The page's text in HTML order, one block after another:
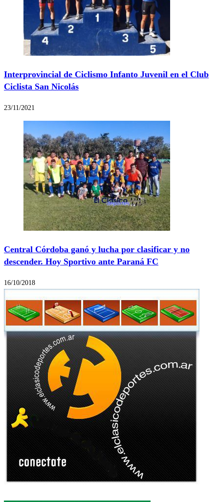
Interprovincial de Ciclismo Infanto Juvenil en el Club
Ciclista San Nicolás
23/11/2021
Central Córdoba ganó y lucha por clasificar y no
descender. Hoy Sportivo ante Paraná FC
16/10/2018